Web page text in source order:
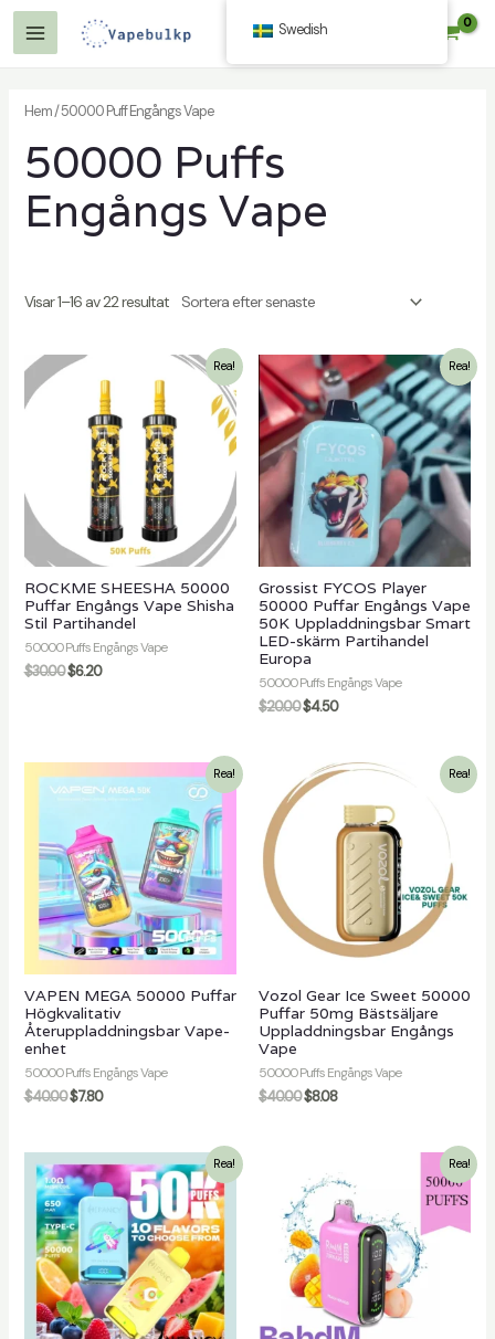
Hoppa
Huvudmeny
Hem/ 50000 Puff Engångs Vape
50000 Puffs
Engångs Vape
Visar 1–16 av 22 resultat
Rea!
ROCKME SHEESHA 50000
Puffar Engångs Vape Shisha
Stil Partihandel
50000 Puffs Engångs Vape
$30.00$6.20
Rea!
Grossist FYCOS Player
50000 Puffar Engångs Vape
50K Uppladdningsbar Smart
LED-skärm Partihandel
Europa
50000 Puffs Engångs Vape
$20.00$4.50
Rea!
VAPEN MEGA 50000 Puffar
Högkvalitativ
Återuppladdningsbar Vape-
enhet
50000 Puffs Engångs Vape
$40.00$7.80
Rea!
Vozol Gear Ice Sweet 50000
Puffar 50mg Bästsäljare
Uppladdningsbar Engångs
Vape
50000 Puffs Engångs Vape
$40.00$8.08
Rea! Rea!
Swedish